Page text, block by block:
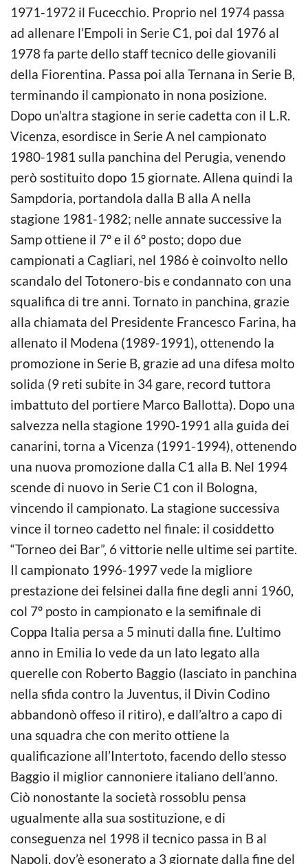
1971-1972 il Fucecchio. Proprio nel 1974 passa
ad allenare l’Empoli in Serie C1, poi dal 1976 al
1978 fa parte dello staff tecnico delle giovanili
della Fiorentina. Passa poi alla Ternana in Serie B,
terminando il campionato in nona posizione.
Dopo un’altra stagione in serie cadetta con il L.R.
Vicenza, esordisce in Serie A nel campionato
1980-1981 sulla panchina del Perugia, venendo
però sostituito dopo 15 giornate. Allena quindi la
Sampdoria, portandola dalla B alla A nella
stagione 1981-1982; nelle annate successive la
Samp ottiene il 7º e il 6º posto; dopo due
campionati a Cagliari, nel 1986 è coinvolto nello
scandalo del Totonero-bis e condannato con una
squalifica di tre anni. Tornato in panchina, grazie
alla chiamata del Presidente Francesco Farina, ha
allenato il Modena (1989-1991), ottenendo la
promozione in Serie B, grazie ad una difesa molto
solida (9 reti subite in 34 gare, record tuttora
imbattuto del portiere Marco Ballotta). Dopo una
salvezza nella stagione 1990-1991 alla guida dei
canarini, torna a Vicenza (1991-1994), ottenendo
una nuova promozione dalla C1 alla B. Nel 1994
scende di nuovo in Serie C1 con il Bologna,
vincendo il campionato. La stagione successiva
vince il torneo cadetto nel finale: il cosiddetto
“Torneo dei Bar”, 6 vittorie nelle ultime sei partite.
Il campionato 1996-1997 vede la migliore
prestazione dei felsinei dalla fine degli anni 1960,
col 7º posto in campionato e la semifinale di
Coppa Italia persa a 5 minuti dalla fine. L’ultimo
anno in Emilia lo vede da un lato legato alla
querelle con Roberto Baggio (lasciato in panchina
nella sfida contro la Juventus, il Divin Codino
abbandonò offeso il ritiro), e dall’altro a capo di
una squadra che con merito ottiene la
qualificazione all’Intertoto, facendo dello stesso
Baggio il miglior cannoniere italiano dell’anno.
Ciò nonostante la società rossoblu pensa
ugualmente alla sua sostituzione, e di
conseguenza nel 1998 il tecnico passa in B al
Napoli, dov’è esonerato a 3 giornate dalla fine del